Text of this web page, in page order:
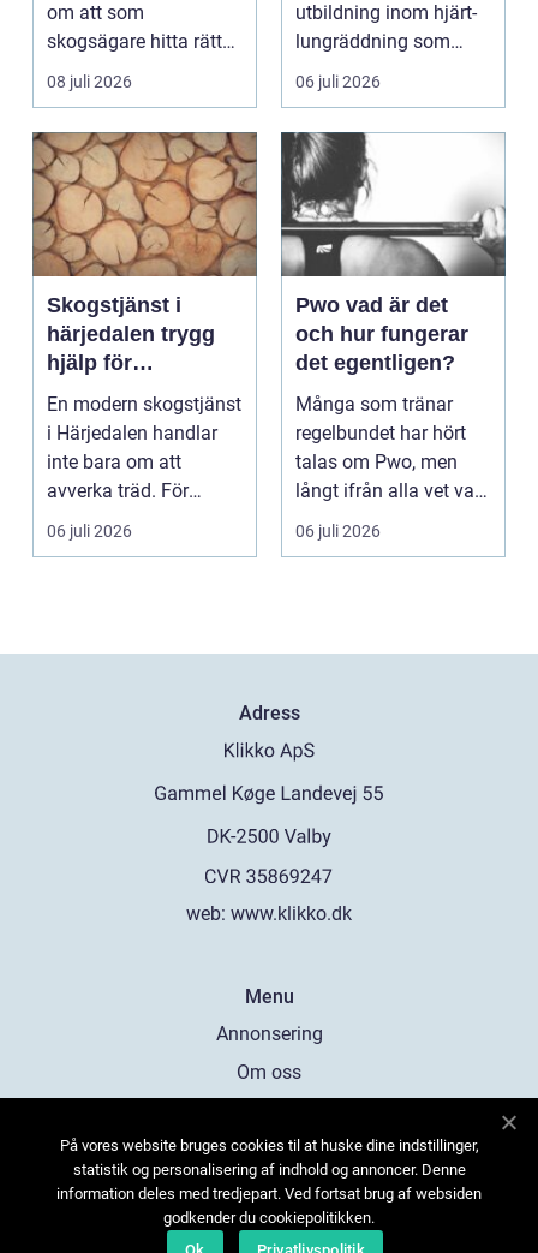
om att som
skogsägare hitta rätt
köpare...
08 juli 2026
utbildning inom hjärt-
lungräddning som
riktar...
06 juli 2026
Skogstjänst i
härjedalen trygg
hjälp för
skogsägare året
runt
En modern skogstjänst
i Härjedalen handlar
inte bara om att
avverka träd. För
många skogsägare är
ut...
06 juli 2026
Pwo vad är det
och hur fungerar
det egentligen?
Många som tränar
regelbundet har hört
talas om Pwo, men
långt ifrån alla vet vad
som faktiskt gömmer...
06 juli 2026
Adress
web: www.klikko.dk
Menu
Annonsering
Om oss
Kontakta oss
Sitemap
På vores website bruges cookies til at huske dine indstillinger,
statistik og personalisering af indhold og annoncer. Denne
information deles med tredjepart. Ved fortsat brug af websiden
godkender du cookiepolitikken.